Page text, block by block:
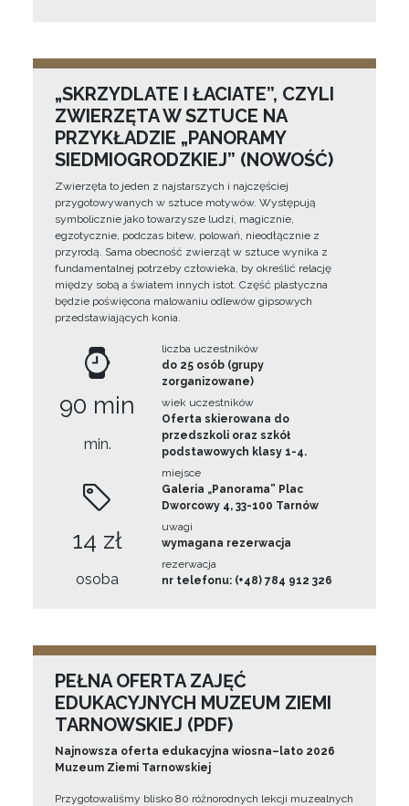
„SKRZYDLATE I ŁACIATE”, CZYLI
ZWIERZĘTA W SZTUCE NA
PRZYKŁADZIE „PANORAMY
SIEDMIOGRODZKIEJ” (NOWOŚĆ)
Zwierzęta to jeden z najstarszych i najczęściej
przygotowywanych w sztuce motywów. Występują
symbolicznie jako towarzysze ludzi, magicznie,
egzotycznie, podczas bitew, polowań, nieodłącznie z
przyrodą. Sama obecność zwierząt w sztuce wynika z
fundamentalnej potrzeby człowieka, by określić relację
między sobą a światem innych istot. Część plastyczna
będzie poświęcona malowaniu odlewów gipsowych
przedstawiających konia.
90 min
min.
14 zł
osoba
liczba uczestników
do 25 osób (grupy
zorganizowane)
wiek uczestników
Oferta skierowana do
przedszkoli oraz szkół
podstawowych klasy 1-4.
miejsce
Galeria „Panorama” Plac
Dworcowy 4, 33-100 Tarnów
uwagi
wymagana rezerwacja
rezerwacja
nr telefonu: (+48) 784 912 326
PEŁNA OFERTA ZAJĘĆ
EDUKACYJNYCH MUZEUM ZIEMI
TARNOWSKIEJ (PDF)
Najnowsza oferta edukacyjna wiosna–lato 2026
Muzeum Ziemi Tarnowskiej
Przygotowaliśmy blisko 80 różnorodnych lekcji muzealnych